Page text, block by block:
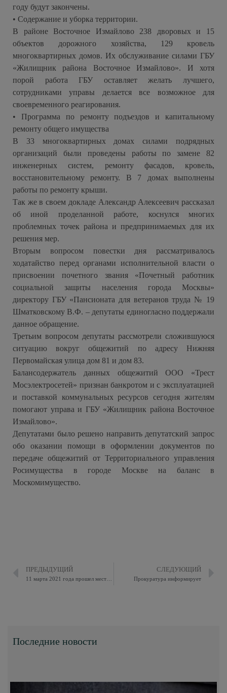
году будут закончены.
• Содержание и уборка территории.
В районе Восточное Измайлово 238 дворовых и 15
объектов дорожного хозяйства, 129 кровель
многоквартирных домов. Их обслуживание силами ГБУ
«Жилищник района Восточное Измайлово». И хотя
порой работа ГБУ оставляет желать лучшего,
сотрудниками управы делается все возможное для
своевременного реагирования.
• Программа по ремонту подъездов и капитальному
ремонту общего имущества
В 33 многоквартирных домах силами подрядных
организаций были проведены работы по замене 82
инженерных систем, ремонту фасадов, кровель,
восстановительному ремонту. В 7 домах выполнены
работы по ремонту крыши.
Так же в своем докладе Александр Алексеевич рассказал
об иной проделанной работе, коснулся многих
проблемных точек района и предпринимаемых для их
решения мер.
Вторым вопросом повестки дня рассматривалось
ходатайство перед органами исполнительной власти о
присвоении почетного звания «Почетный работник
социальной защиты населения города Москвы»
директору ГБУ «Пансионата для ветеранов труда № 19
Шматковскому В.Ф. – депутаты единогласно поддержали
данное обращение.
Третьим вопросом депутаты рассмотрели сложившуюся
ситуацию вокруг общежитий по адресу Нижняя
Первомайская улица дом 81 и дом 83.
Балансодержатель данных общежитий ООО «Трест
Мосэлектросетей» признан банкротом и с эксплуатацией
и поставкой коммунальных ресурсов сегодня жителям
помогают управа и ГБУ «Жилищник района Восточное
Измайлово».
Депутатами было решено направить депутатский запрос
обо оказании помощи в оформлении документов по
передаче общежитий от Территориального управления
Росимущества в городе Москве на баланс в
Москомимущество.
ПРЕДЫДУЩИЙ СЛЕДУЮЩИЙ
Прокуратура информирует
Последние новости